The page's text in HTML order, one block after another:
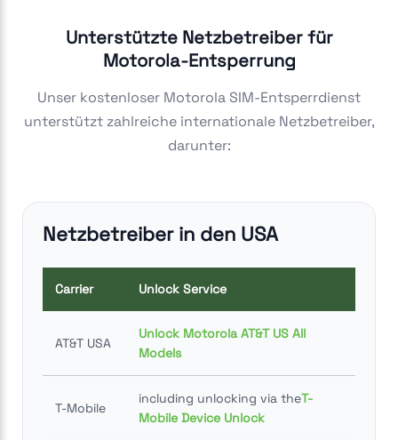
Unterstützte Netzbetreiber für
Motorola-Entsperrung
Unser kostenloser Motorola SIM-Entsperrdienst
unterstützt zahlreiche internationale Netzbetreiber,
darunter:
Netzbetreiber in den USA
Carrier Unlock Service
AT&T USA
Unlock Motorola AT&T US All
Models
T-Mobile
including unlocking via theT-
Mobile Device Unlock